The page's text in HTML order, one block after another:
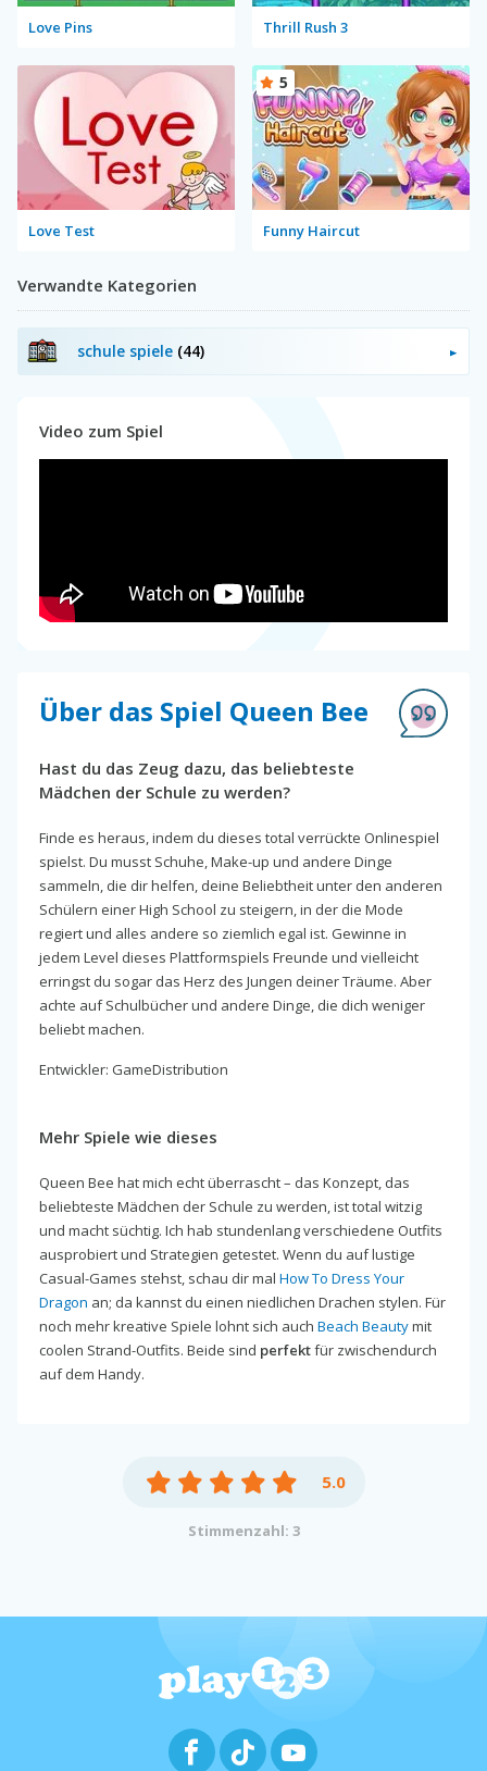
Love Pins Thrill Rush 3
Love Test Funny Haircut
5
Verwandte Kategorien
schule spiele (44)
Video zum Spiel
Über das Spiel Queen Bee
Hast du das Zeug dazu, das beliebteste
Mädchen der Schule zu werden?
Finde es heraus, indem du dieses total verrückte Onlinespiel
spielst. Du musst Schuhe, Make-up und andere Dinge
sammeln, die dir helfen, deine Beliebtheit unter den anderen
Schülern einer High School zu steigern, in der die Mode
regiert und alles andere so ziemlich egal ist. Gewinne in
jedem Level dieses Plattformspiels Freunde und vielleicht
erringst du sogar das Herz des Jungen deiner Träume. Aber
achte auf Schulbücher und andere Dinge, die dich weniger
beliebt machen.
Entwickler: GameDistribution
Mehr Spiele wie dieses
Queen Bee hat mich echt überrascht – das Konzept, das
beliebteste Mädchen der Schule zu werden, ist total witzig
und macht süchtig. Ich hab stundenlang verschiedene Outfits
ausprobiert und Strategien getestet. Wenn du auf lustige
Casual-Games stehst, schau dir mal How To Dress Your
Dragon an; da kannst du einen niedlichen Drachen stylen. Für
noch mehr kreative Spiele lohnt sich auch Beach Beautymit
coolen Strand-Outfits. Beide sind perfektfür zwischendurch
auf dem Handy.
5.0
Stimmenzahl: 3